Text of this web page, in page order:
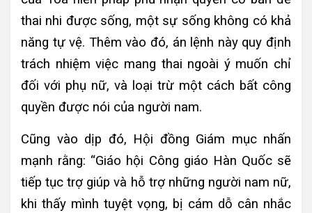
thai nhi được sống, một sự sống không có khả
năng tự vệ. Thêm vào đó, án lệnh này quy định
trách nhiệm việc mang thai ngoài ý muốn chỉ
đối với phụ nữ, và loại trừ một cách bất công
quyền được nói của người nam.
Cũng vào dịp đó, Hội đồng Giám mục nhấn
mạnh rằng: “Giáo hội Công giáo Hàn Quốc sẽ
tiếp tục trợ giúp và hỗ trợnhững người nam nữ,
khi thấy mình tuyệt vọng, bị cám dỗ cân nhắc